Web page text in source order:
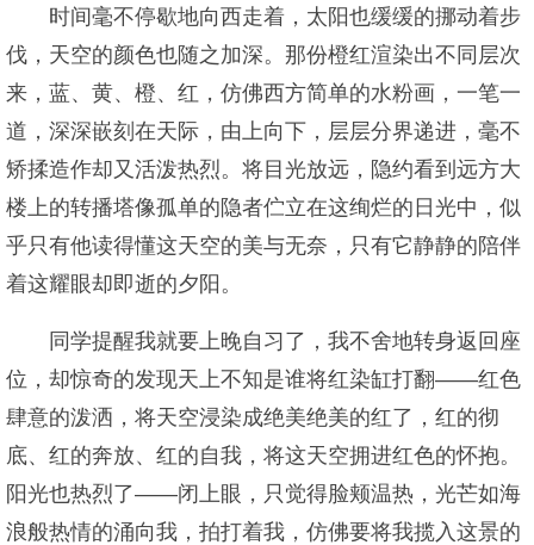
时间毫不停歇地向西走着，太阳也缓缓的挪动着步
伐，天空的颜色也随之加深。那份橙红渲染出不同层次
来，蓝、黄、橙、红，仿佛西方简单的水粉画，一笔一
道，深深嵌刻在天际，由上向下，层层分界递进，毫不
矫揉造作却又活泼热烈。将目光放远，隐约看到远方大
楼上的转播塔像孤单的隐者伫立在这绚烂的日光中，似
乎只有他读得懂这天空的美与无奈，只有它静静的陪伴
着这耀眼却即逝的夕阳。
同学提醒我就要上晚自习了，我不舍地转身返回座
位，却惊奇的发现天上不知是谁将红染缸打翻——红色
肆意的泼洒，将天空浸染成绝美绝美的红了，红的彻
底、红的奔放、红的自我，将这天空拥进红色的怀抱。
阳光也热烈了——闭上眼，只觉得脸颊温热，光芒如海
浪般热情的涌向我，拍打着我，仿佛要将我揽入这景的